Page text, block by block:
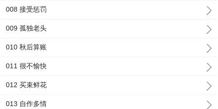
008 接受惩罚
009 孤独老头
010 秋后算账
011 很不愉快
012 买束鲜花
013 自作多情